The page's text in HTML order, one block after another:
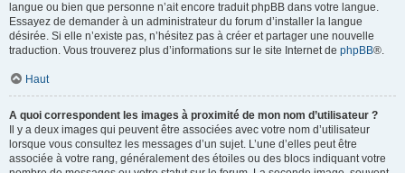
langue ou bien que personne n’ait encore traduit phpBB dans votre langue.
Essayez de demander à un administrateur du forum d’installer la langue
désirée. Si elle n’existe pas, n’hésitez pas à créer et partager une nouvelle
traduction. Vous trouverez plus d’informations sur le site Internet de phpBB®.
Haut
A quoi correspondent les images à proximité de mon nom d’utilisateur ?
Il y a deux images qui peuvent être associées avec votre nom d’utilisateur
lorsque vous consultez les messages d’un sujet. L’une d’elles peut être
associée à votre rang, généralement des étoiles ou des blocs indiquant votre